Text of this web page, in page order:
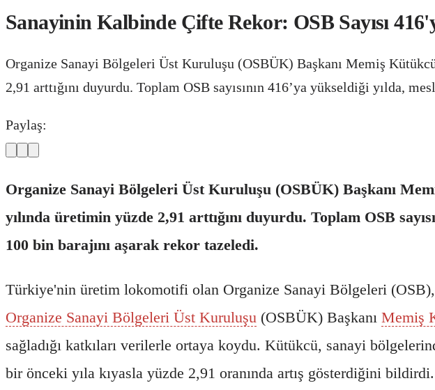
Sanayinin Kalbinde Çifte Rekor: OSB Sayısı
Organize Sanayi Bölgeleri Üst Kuruluşu (OSBÜK) Başkanı Memiş
2,91 arttığını duyurdu. Toplam OSB sayısının 416’ya yükseldiği yılda,
Paylaş:
Organize Sanayi Bölgeleri Üst Kuruluşu (OSBÜK) Başkanı
yılında üretimin yüzde 2,91 arttığını duyurdu. Toplam OSB
100 bin barajını aşarak rekor tazeledi.
Türkiye'nin üretim lokomotifi olan Organize Sanayi Bölgeleri (OSB),
Organize Sanayi Bölgeleri Üst Kuruluşu (OSBÜK) Başkanı Memiş
sağladığı katkıları verilerle ortaya koydu. Kütükcü, sanayi
bir önceki yıla kıyasla yüzde 2,91 oranında artış gösterdiğini bildirdi.